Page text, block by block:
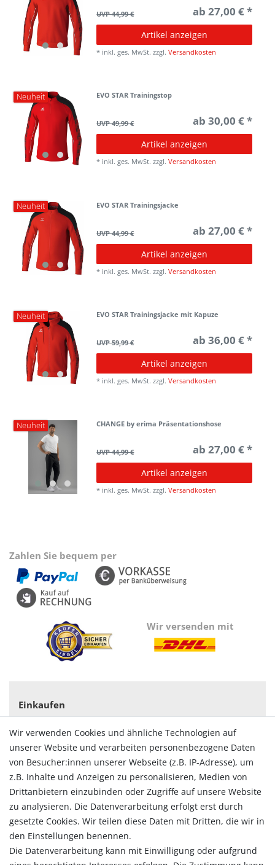
UVP 44,99 € ab 27,00 € *
Artikel anzeigen
* inkl. ges. MwSt. zzgl.Versandkosten
Neuheit EVO STAR Trainingstop
UVP 49,99 € ab 30,00 € *
Artikel anzeigen
* inkl. ges. MwSt. zzgl.Versandkosten
Neuheit EVO STAR Trainingsjacke
UVP 44,99 € ab 27,00 € *
Artikel anzeigen
* inkl. ges. MwSt. zzgl.Versandkosten
Neuheit EVO STAR Trainingsjacke mit Kapuze
UVP 59,99 € ab 36,00 € *
Artikel anzeigen
* inkl. ges. MwSt. zzgl.Versandkosten
Neuheit CHANGE by erima Präsentationshose
UVP 44,99 € ab 27,00 € *
Artikel anzeigen
* inkl. ges. MwSt. zzgl.Versandkosten
Zahlen Sie bequem per
Wir versenden mit
Einkaufen
Versandarten & -kosten
Widerrufsrecht
Vertrag widerrufen
Konto
Login
Registrieren
Warenkorb
Zur Kasse
Wir verwenden Cookies und ähnliche Technologien auf
unserer Website und verarbeiten personenbezogene Daten
von Besucher:innen unserer Webseite (z.B. IP-Adresse), um
z.B. Inhalte und Anzeigen zu personalisieren, Medien von
Drittanbietern einzubinden oder Zugriffe auf unsere Website
zu analysieren. Die Datenverarbeitung erfolgt erst durch
gesetzte Cookies. Wir teilen diese Daten mit Dritten, die wir in
den Einstellungen benennen.
Die Datenverarbeitung kann mit Einwilligung oder aufgrund